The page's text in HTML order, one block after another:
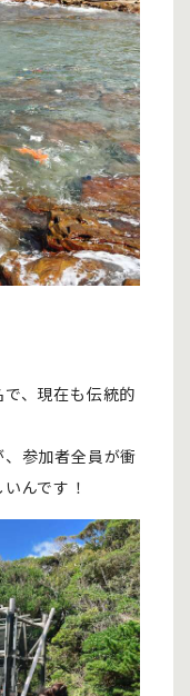
、現在も伝統的
参加者全員が衝
んです！